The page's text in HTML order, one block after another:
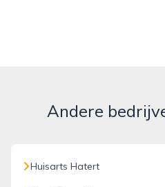
Andere
Huisarts Hatert